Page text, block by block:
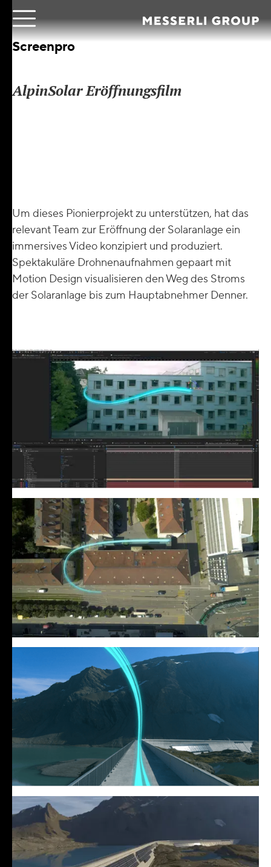
Screenpro
AlpinSolar Eröffnungsfilm
Um dieses Pionierprojekt zu unterstützen, hat das
relevant Team zur Eröffnung der Solaranlage ein
immersives Video konzipiert und produziert.
Spektakuläre Drohnenaufnahmen gepaart mit
Motion Design visualisieren den Weg des Stroms
der Solaranlage bis zum Hauptabnehmer Denner.